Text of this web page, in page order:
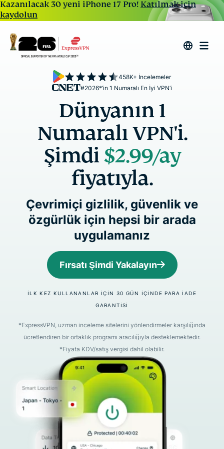
Kazanılacak 30 yeni iPhone 17 Pro! Katılmak için
kaydolun
#2026*’in 1 Numaralı En İyi VPN’i
458K+ İncelemeler
Dünyanın 1
Numaralı VPN'i.
Şimdi$2.99/ay
fiyatıyla.
Çevrimiçi gizlilik, güvenlik ve
özgürlük için hepsi bir arada
uygulamanız
Fırsatı Şimdi Yakalayın
İLK KEZ KULLANANLAR IÇIN 30 GÜN IÇINDE PARA IADE
GARANTISI
*ExpressVPN, uzman inceleme sitelerini yönlendirmeler karşılığında
ücretlendiren bir ortaklık programı aracılığıyla desteklemektedir.
*Fiyata KDV/satış vergisi dahil olabilir.